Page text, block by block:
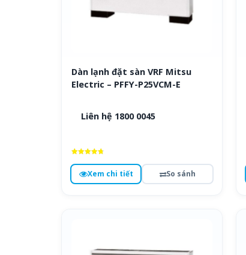
Dàn lạnh đặt sàn VRF Mitsu
Electric – PFFY-P25VCM-E
Liên hệ 1800 0045
hạng
4.8
5 saoXem chi tiết So sánh